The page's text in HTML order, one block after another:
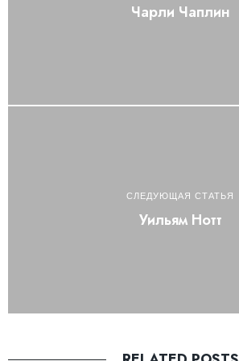
Чарли Чаплин
СЛЕДУЮЩАЯ СТАТЬЯ
Уильям Нотт